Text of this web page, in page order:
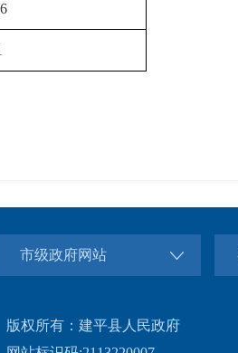
市级政府网站
版权所有：建平县人民政府